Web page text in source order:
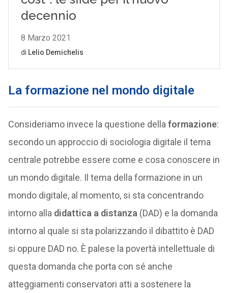
La formazione nel mondo digitale
Consideriamo invece la questione della formazione:
secondo un approccio di sociologia digitale il tema
centrale potrebbe essere come e cosa conoscere in
un mondo digitale. Il tema della formazione in un
mondo digitale, al momento, si sta concentrando
intorno alla didattica a distanza (DAD) e la domanda
intorno al quale si sta polarizzando il dibattito è DAD
si oppure DAD no. È palese la povertà intellettuale di
questa domanda che porta con sé anche
atteggiamenti conservatori atti a sostenere la